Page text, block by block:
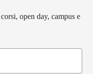
open day, campus e